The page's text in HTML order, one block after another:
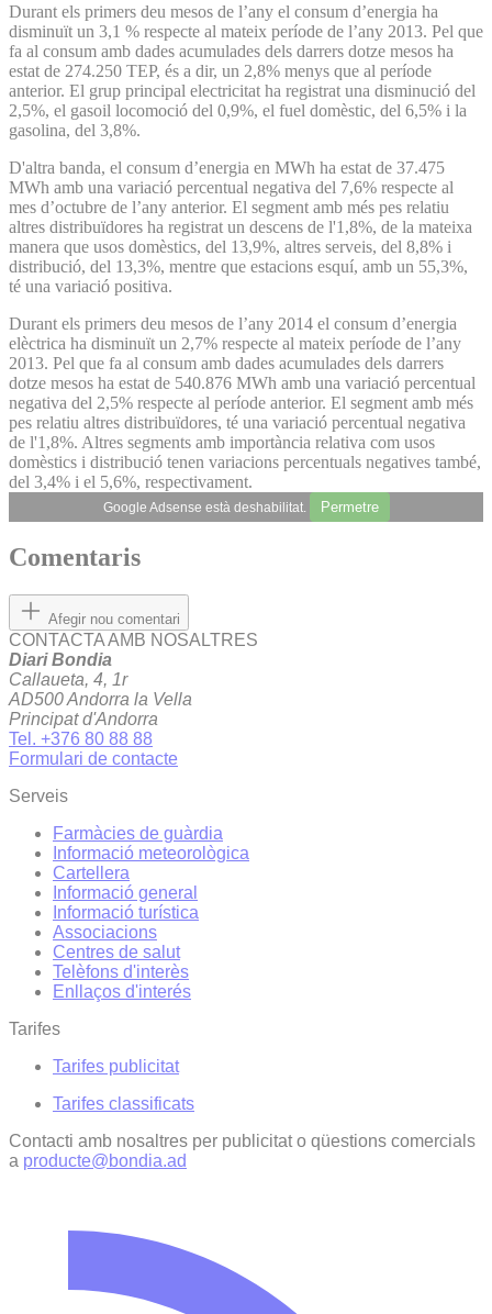
Durant els primers deu mesos de l’any el consum d’energia ha
disminuït un 3,1 % respecte al mateix període de l’any 2013. Pel que
fa al consum amb dades acumulades dels darrers dotze mesos ha
estat de 274.250 TEP, és a dir, un 2,8% menys que al període
anterior. El grup principal electricitat ha registrat una disminució del
2,5%, el gasoil locomoció del 0,9%, el fuel domèstic, del 6,5% i la
gasolina, del 3,8%.
D'altra banda, el consum d’energia en MWh ha estat de 37.475
MWh amb una variació percentual negativa del 7,6% respecte al
mes d’octubre de l’any anterior. El segment amb més pes relatiu
altres distribuïdores ha registrat un descens de l'1,8%, de la mateixa
manera que usos domèstics, del 13,9%, altres serveis, del 8,8% i
distribució, del 13,3%, mentre que estacions esquí, amb un 55,3%,
té una variació positiva.
Durant els primers deu mesos de l’any 2014 el consum d’energia
elèctrica ha disminuït un 2,7% respecte al mateix període de l’any
2013. Pel que fa al consum amb dades acumulades dels darrers
dotze mesos ha estat de 540.876 MWh amb una variació percentual
negativa del 2,5% respecte al període anterior. El segment amb més
pes relatiu altres distribuïdores, té una variació percentual negativa
de l'1,8%. Altres segments amb importància relativa com usos
domèstics i distribució tenen variacions percentuals negatives també,
del 3,4% i el 5,6%, respectivament.
Google Adsense està deshabilitat. Permetre
Comentaris
Afegir nou comentari
CONTACTA AMB NOSALTRES
Diari Bondia
Callaueta, 4, 1r
AD500 Andorra la Vella
Principat d'Andorra
Tel. +376 80 88 88
Formulari de contacte
Serveis
Farmàcies de guàrdia
Informació meteorològica
Cartellera
Informació general
Informació turística
Associacions
Centres de salut
Telèfons d'interès
Enllaços d'interés
Tarifes
Tarifes publicitat
Tarifes classificats
Contacti amb nosaltres per publicitat o qüestions comercials
a producte@bondia.ad